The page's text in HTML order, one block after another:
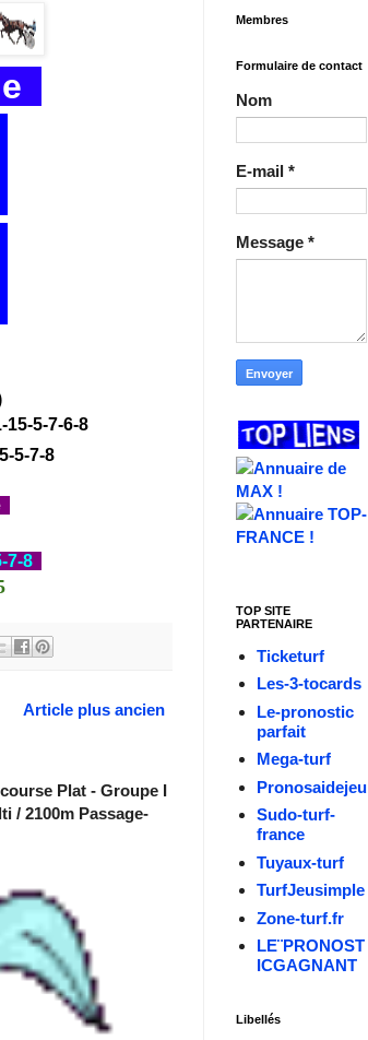
15-5-7-6-8
5-7-8
7-8
Article plus ancien
Plat - Groupe I
/ 2100m Passage-
Membres
Formulaire de contact
Nom
E-mail *
Message *
TOP SITE
PARTENAIRE
Ticketurf
Les-3-tocards
Le-pronostic
parfait
Mega-turf
Pronosaidejeu
Sudo-turf-
france
Tuyaux-turf
TurfJeusimple
Zone-turf.fr
LE¨PRONOST
ICGAGNANT
Libellés